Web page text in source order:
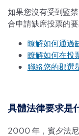
如果您沒有受到監
合申請缺席投票的
瞭解如何通過
瞭解如何在投
聯絡您的郡選
具體法律要求是
2000 年，賓夕法